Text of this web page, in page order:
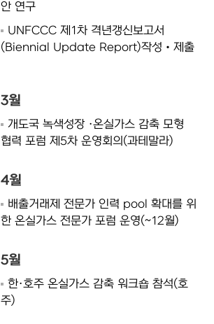
안 연구
UNFCCC 제1차 격년갱신보고서
(Biennial Update Report)작성‧제출
3월
개도국 녹색성장 ·온실가스 감축 모형
협력 포럼 제5차 운영회의(과테말라)
4월
배출거래제 전문가 인력 pool 확대를 위
한 온실가스 전문가 포럼 운영(~12월)
5월
한·호주 온실가스 감축 워크숍 참석(호
주)